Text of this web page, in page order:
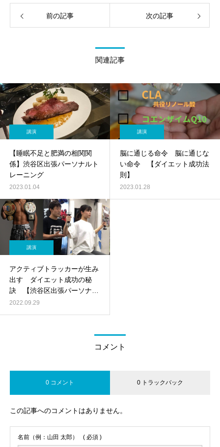
前の記事 次の記事
関連記事
講演
【睡眠不足と肥満の相関関
係】渋谷区出張パーソナルト
レーニング
2023.01.04
講演
脳に通じる命令 脳に通じな
い命令 【ダイエット成功法
則】
2023.01.28
講演
アクティブトラッカーが生み
出す ダイエット成功の秘
訣 【渋谷区出張パーソナル
トレーニング】
2022.09.29
コメント
0 コメント 0 トラックバック
この記事へのコメントはありません。
名前（例：山田 太郎） ( 必須 )